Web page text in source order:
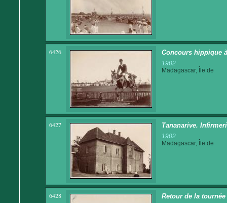
6426 Concours hippique
1902
Madagascar, Île de
6427 Tananarive.
1902
Madagascar, Île de
6428 Retour de la